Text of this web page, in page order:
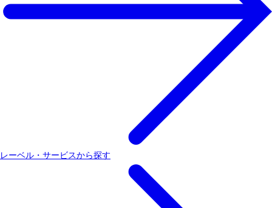
レーベル・サービスから探す